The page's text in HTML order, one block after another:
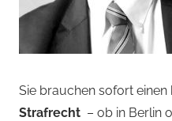
Sie brauchen sofort
Strafrecht – ob in Berlin